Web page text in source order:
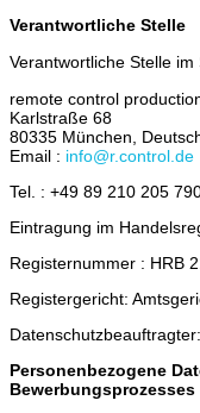
Verantwortliche Stelle
Verantwortliche Stelle
remote control
Karlstraße 68
80335 München,
Email : info@r.control.de
Tel. : +49 89 210 205
Eintragung im
Registernummer : HRB
Registergericht:
Personenbezogene
Bewerbungsprozesses